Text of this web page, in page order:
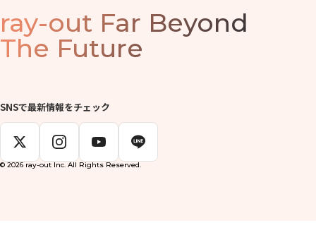
ray-out Far Beyond
The Future
SNSで最新情報をチェック
© 2026 ray-out Inc. All Rights Reserved.